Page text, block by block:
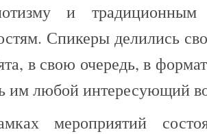
и традиционным
Спикеры делились
в свою очередь, в
им любой интересующий
мероприятий